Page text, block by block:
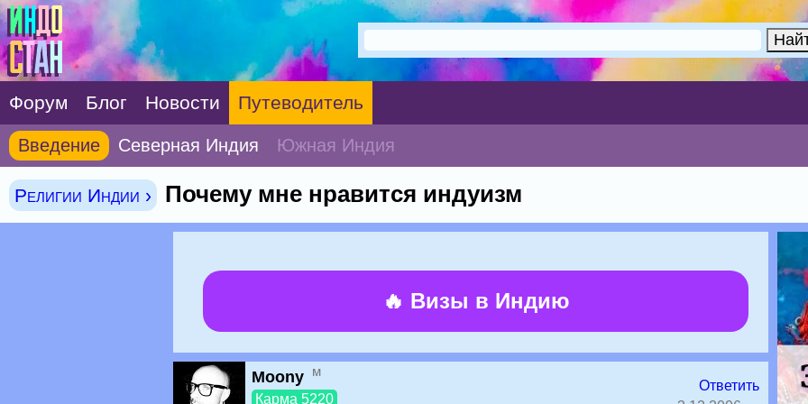
Форум Блог Новости Путеводитель
Введение Северная Индия Южная Индия
Религии Индии › Почему мне нравится индуизм
🔥 Визы в Индию
Moony м
Карма 5220
Ответить